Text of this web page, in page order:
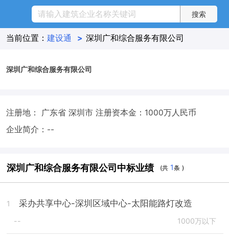
当前位置： 建设通 > 深圳广和综合服务有限公司
深圳广和综合服务有限公司
注册地： 广东省 深圳市 注册资本金：1000万人民币
企业简介：--
深圳广和综合服务有限公司中标业绩 (共 1条 )
1 采办共享中心-深圳区域中心-太阳能路灯改造
-- 1000万以下